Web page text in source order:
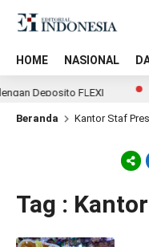
HOME NASIONAL
Deposito FLEXI
Beranda Kantor Staf
Tag :